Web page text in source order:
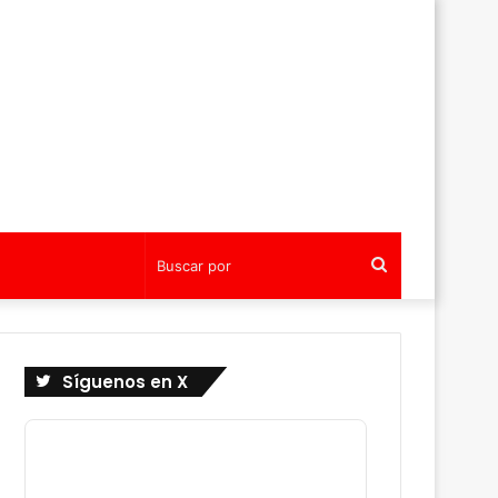
por
Síguenos en X